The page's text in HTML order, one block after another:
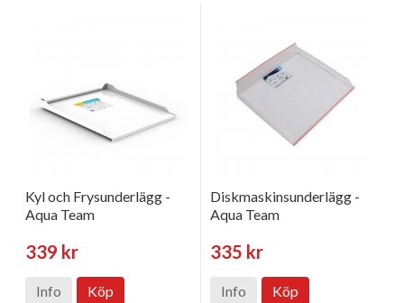
Kyl och Frysunderlägg -
Aqua Team
339 kr
Info Köp
Diskmaskinsunderlägg -
Aqua Team
335 kr
Info Köp